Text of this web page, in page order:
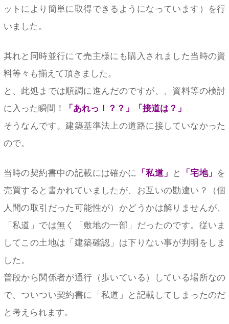
ットにより簡単に取得できるようになっています）を行
いました。
其れと同時並行にて売主様にも購入されました当時の資
料等々も揃えて頂きました。
と、此処までは順調に進んだのですが、、資料等の検討
に入った瞬間！
「あれっ！？？」「接道は？」
そうなんです。建築基準法上の道路に接していなかった
ので。
当時の契約書中の記載には確かに 「私道」 と 「宅地」 を
売買すると書かれていましたが、お互いの勘違い？（個
人間の取引だった可能性が）かどうかは解りませんが、
「私道」では無く「敷地の一部」だったのです。従いま
してこの土地は「建築確認」は下りない事が判明をしま
した。
普段から関係者が通行（歩いている）している場所なの
で、ついつい契約書に「私道」と記載してしまったのだ
と考えられます。